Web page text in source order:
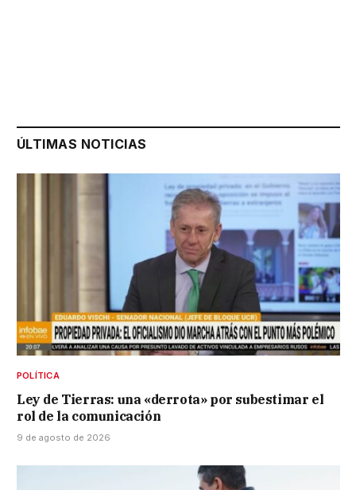
ÚLTIMAS NOTICIAS
POLÍTICA
Ley de Tierras: una «derrota» por subestimar el
rol de la comunicación
9 de agosto de 2026